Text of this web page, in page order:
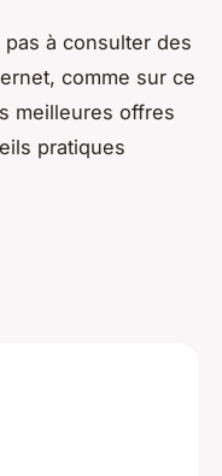
à consulter des
comme sur ce
meilleures offres
pratiques